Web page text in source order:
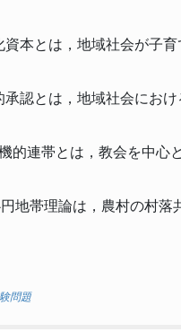
本とは，地域社会が子
認とは，地域社会にお
的連帯とは，教会を中心
地帯理論は，農村の村落
問題